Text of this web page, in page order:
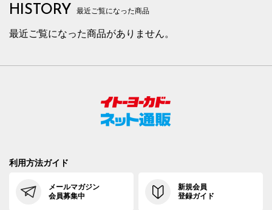
HISTORY 最近ご覧になった商品
最近ご覧になった商品がありません。
利用方法ガイド
メールマガジン
会員募集中
新規会員
登録ガイド